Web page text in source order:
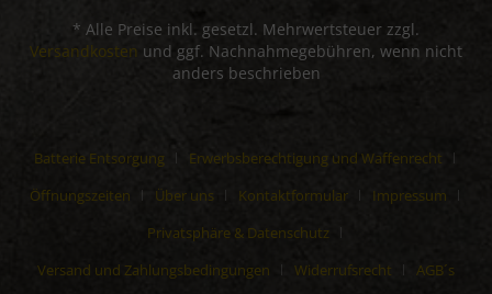
* Alle Preise inkl. gesetzl. Mehrwertsteuer zzgl.
Versandkosten und ggf. Nachnahmegebühren, wenn nicht
anders beschrieben
Batterie Entsorgung
Erwerbsberechtigung und Waffenrecht
Öffnungszeiten
Über uns Kontaktformular
Impressum
Privatsphäre & Datenschutz
Versand und Zahlungsbedingungen
Widerrufsrecht AGB´s